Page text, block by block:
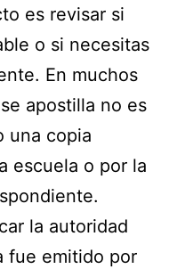
es revisar si
o si necesitas
En muchos
apostilla no es
una copia
escuela o por la
la autoridad
fue emitido por